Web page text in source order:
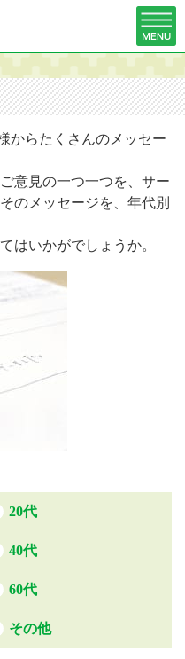
からたくさんのメッセー
意見の一つ一つを、サー
のメッセージを、年代別
はいかがでしょうか。
20代
40代
60代
その他